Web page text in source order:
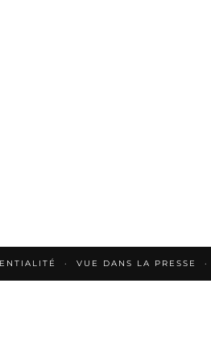
VUE DANS LA PRESSE